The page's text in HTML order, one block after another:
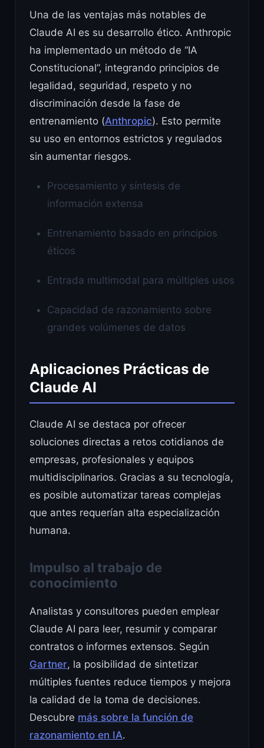
Una de las ventajas más notables de
Claude AI es su desarrollo ético. Anthropic
ha implementado un método de “IA
Constitucional”, integrando principios de
legalidad, seguridad, respeto y no
discriminación desde la fase de
entrenamiento (Anthropic). Esto permite
su uso en entornos estrictos y regulados
sin aumentar riesgos.
Procesamiento y síntesis de
información extensa
Entrenamiento basado en principios
éticos
Entrada multimodal para múltiples usos
Capacidad de razonamiento sobre
grandes volúmenes de datos
Aplicaciones Prácticas de
Claude AI
Claude AI se destaca por ofrecer
soluciones directas a retos cotidianos de
empresas, profesionales y equipos
multidisciplinarios. Gracias a su tecnología,
es posible automatizar tareas complejas
que antes requerían alta especialización
humana.
Impulso al trabajo de
conocimiento
Analistas y consultores pueden emplear
Claude AI para leer, resumir y comparar
contratos o informes extensos. Según
Gartner, la posibilidad de sintetizar
múltiples fuentes reduce tiempos y mejora
la calidad de la toma de decisiones.
Descubre más sobre la función de
razonamiento en IA.